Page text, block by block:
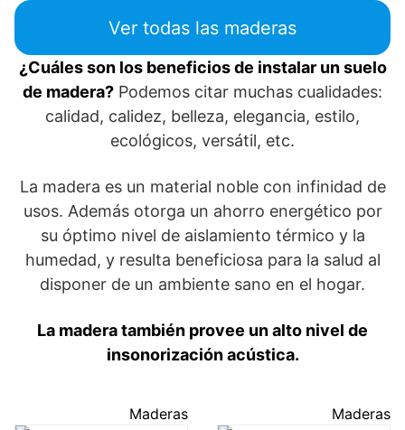
Ver todas las maderas
¿Cuáles son los beneficios de instalar un suelo
de madera? Podemos citar muchas cualidades:
calidad, calidez, belleza, elegancia, estilo,
ecológicos, versátil, etc.
La madera es un material noble con infinidad de
usos. Además otorga un ahorro energético por
su óptimo nivel de aislamiento térmico y la
humedad, y resulta beneficiosa para la salud al
disponer de un ambiente sano en el hogar.
La madera también provee un alto nivel de
insonorización acústica.
Maderas Maderas